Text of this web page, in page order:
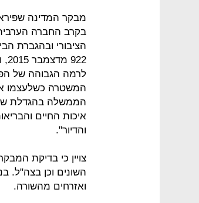
מבקר המדינה
בקרב החברה
הציבורי ובהגברת
לרמה הגבוהה של
המשטרה כשלעצמו
הממשלה בהגדלת
איכות החיים
והדיור".
צויין כי בדיקת
השונים וכן בצה"ל.
ואזרחים מהשורה.